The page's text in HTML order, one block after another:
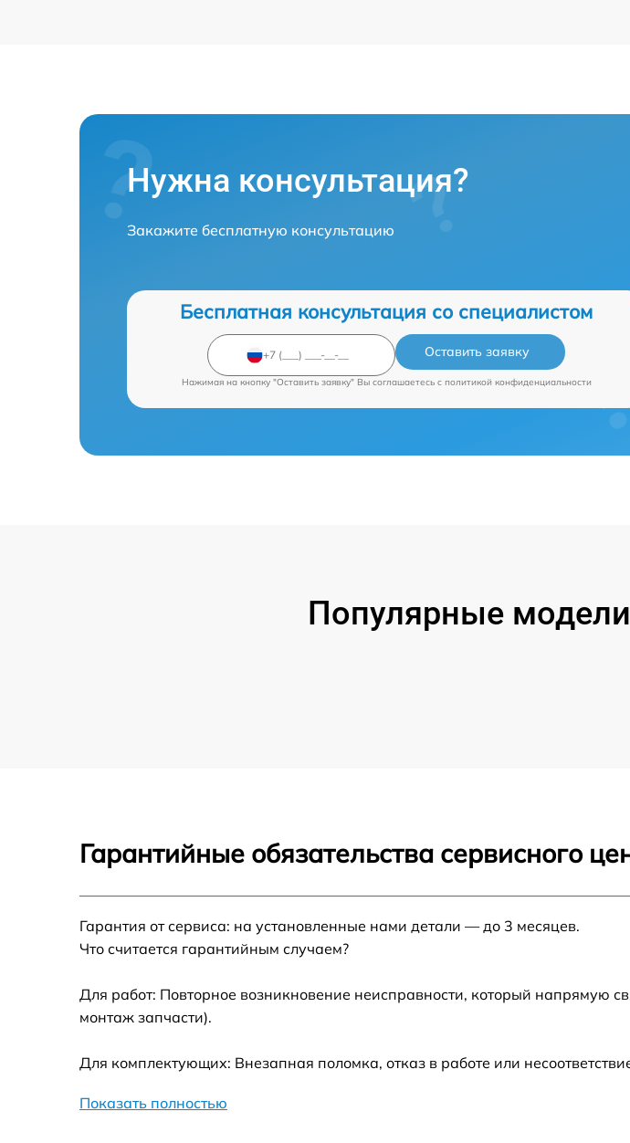
Нужна консультация?
Закажите бесплатную консультацию
Бесплатная консультация со специалистом
Оставить заявку
Нажимая на кнопку "Оставить заявку" Вы соглашаетесь c политикой конфиденциальности
Популярные
Гарантийные обязательства сервисного
Гарантия от сервиса: на установленные нами детали — до 3 месяцев.
Что считается гарантийным случаем?
Для работ: Повторное возникновение неисправности, который напрямую
монтаж запчасти).
Для комплектующих: Внезапная поломка, отказ в работе или
Показать полностью